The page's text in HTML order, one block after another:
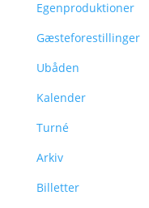
Egenproduktioner
Gæsteforestillinger
Ubåden
Kalender
Turné
Arkiv
Billetter